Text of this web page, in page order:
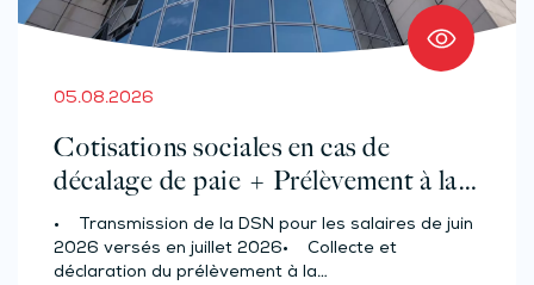
05.08.2026
Cotisations sociales en cas de
décalage de paie + Prélèvement à la
source des salariés et assimilés
(effectif d’au moins 50 salariés)
• Transmission de la DSN pour les salaires de juin
2026 versés en juillet 2026• Collecte et
déclaration du prélèvement à la…